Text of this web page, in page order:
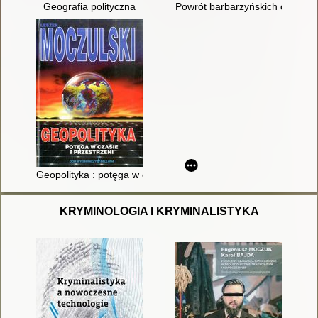
Geografia polityczna Powrót barbarzyńskich
Geopolityka : potęga w czasie i przestrzeni
KRYMINOLOGIA I KRYMINALISTYKA